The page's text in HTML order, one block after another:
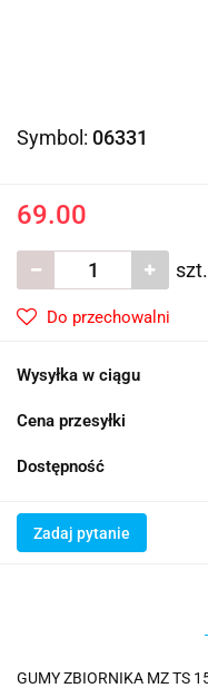
Symbol: 06331
69.00
szt.
Do przechowalni
Wysyłka w ciągu
Cena przesyłki
Dostępność
Zadaj pytanie
GUMY ZBIORNIKA MZ TS